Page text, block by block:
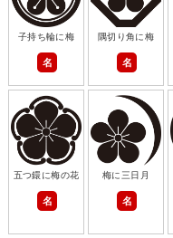
子持ち輪に梅
名
隅切り角に梅
名
五つ鐶に梅の花
名
梅に三日月
名